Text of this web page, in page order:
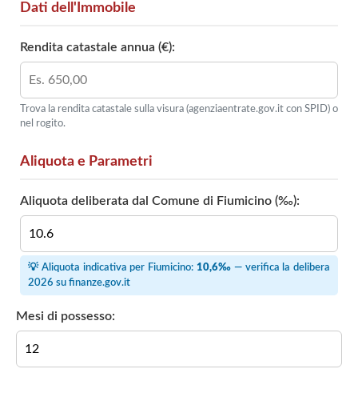
Dati dell'Immobile
Rendita catastale annua (€):
Trova la rendita catastale sulla visura (agenziaentrate.gov.it con SPID) o
nel rogito.
Aliquota e Parametri
Aliquota deliberata dal Comune di Fiumicino (‰):
💡 Aliquota indicativa per Fiumicino: 10,6‰ — verifica la delibera
2026 su finanze.gov.it
Mesi di possesso: